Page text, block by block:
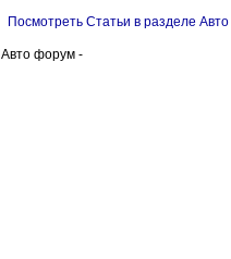
Посмотреть Статьи в разделе
Авто форум -